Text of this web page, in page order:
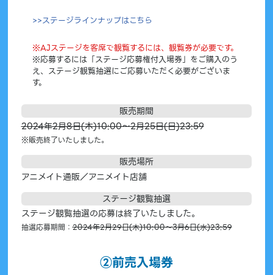
>>ステージラインナップはこちら
※AJステージを客席で観覧するには、観覧券が必要です。
※応募するには「ステージ応募権付入場券」をご購入のう
え、ステージ観覧抽選にご応募いただく必要がございま
す。
販売期間
2024年2月8日(木)10:00～2月25日(日)23:59
※販売終了いたしました。
販売場所
アニメイト通販／アニメイト店舗
ステージ観覧抽選
ステージ観覧抽選の応募は終了いたしました。
抽選応募期間：2024年2月29日(木)10:00～3月6日(水)23:59
②前売入場券